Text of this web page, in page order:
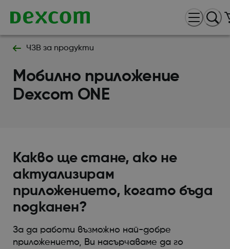
ЧЗВ за продукти
Мобилно приложение
Dexcom ONE
Какво ще стане, ако не
актуализирам
приложението, когато бъда
подканен?
За да работи възможно най-добре
приложението, Ви насърчаваме да го